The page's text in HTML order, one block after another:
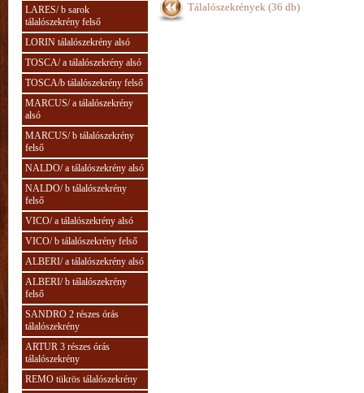
LARES/ b sarok
tálalószekrény felső
LORIN tálalószekrény alsó
TOSCA/ a tálalószekrény alsó
TOSCA/b tálalószekrény felső
MARCUS/ a tálalószekrény
alsó
MARCUS/ b tálalószekrény
felső
NALDO/ a tálalószekrény alsó
NALDO/ b tálalószekrény
felső
VICO/ a tálalószekrény alsó
VICO/ b tálalószekrény felső
ALBERI/ a tálalószekrény alsó
ALBERI/ b tálalószekrény
felső
SANDRO 2 részes órás
tálalószekrény
ARTUR 3 részes órás
tálalószekrény
REMO tükrös tálalószekrény
Tálalószekrények (36 db)